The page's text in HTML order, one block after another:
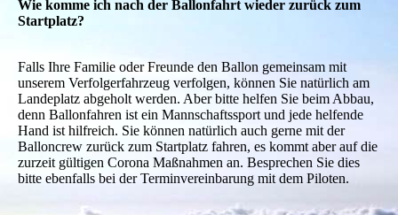
Wie komme ich nach der Ballonfahrt wieder zurück zum
Startplatz?
Falls Ihre Familie oder Freunde den Ballon gemeinsam mit
unserem Verfolgerfahrzeug verfolgen, können Sie natürlich am
Landeplatz abgeholt werden. Aber bitte helfen Sie beim Abbau,
denn Ballonfahren ist ein Mannschaftssport und jede helfende
Hand ist hilfreich. Sie können natürlich auch gerne mit der
Balloncrew zurück zum Startplatz fahren, es kommt aber auf die
zurzeit gültigen Corona Maßnahmen an. Besprechen Sie dies
bitte ebenfalls bei der Terminvereinbarung mit dem Piloten.